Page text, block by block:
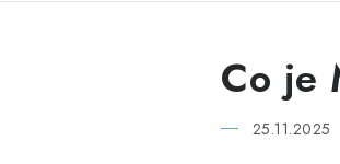
Co je
25.11.2025